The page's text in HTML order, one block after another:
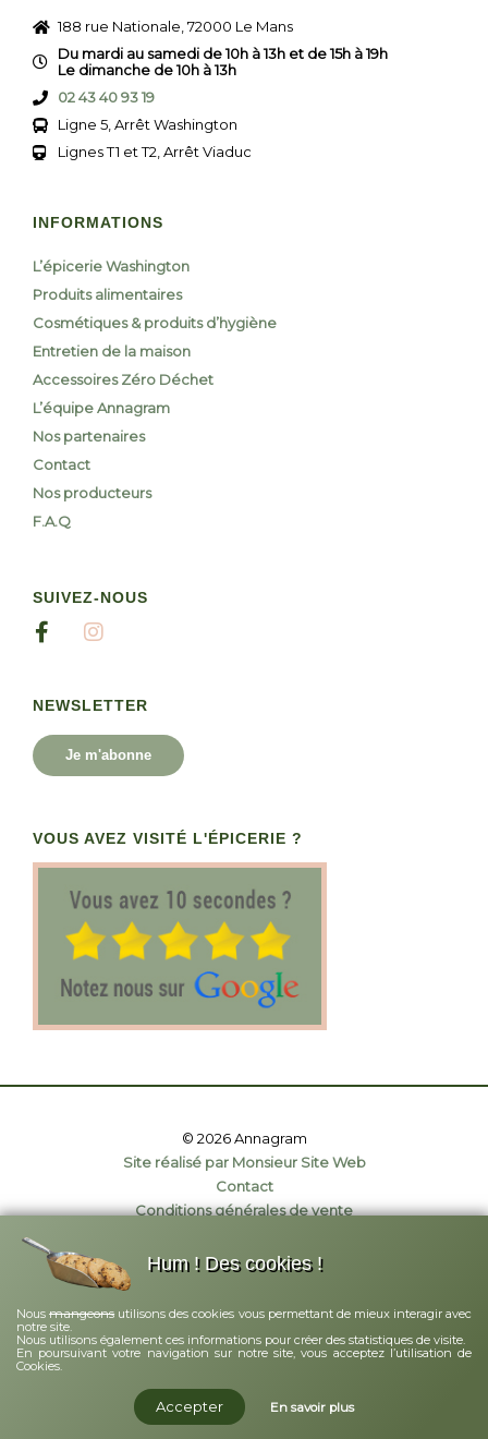
188 rue Nationale, 72000 Le Mans
Du mardi au samedi de 10h à 13h et de 15h à 19h
Le dimanche de 10h à 13h
02 43 40 93 19
Ligne 5, Arrêt Washington
Lignes T1 et T2, Arrêt Viaduc
INFORMATIONS
L’épicerie Washington
Produits alimentaires
Cosmétiques & produits d’hygiène
Entretien de la maison
Accessoires Zéro Déchet
L’équipe Annagram
Nos partenaires
Contact
Nos producteurs
F.A.Q
SUIVEZ-NOUS
NEWSLETTER
Je m'abonne
VOUS AVEZ VISITÉ L'ÉPICERIE ?
© 2026 Annagram
Site réalisé par Monsieur Site Web
Contact
Conditions générales de vente
Mentions légales
Hum ! Des cookies !
Nousmangeons utilisons des cookies vous permettant de mieux interagir avec
notre site.
Nous utilisons également ces informations pour créer des statistiques de visite.
En poursuivant votre navigation sur notre site, vous acceptez l’utilisation de
Cookies.
Accepter En savoir plus